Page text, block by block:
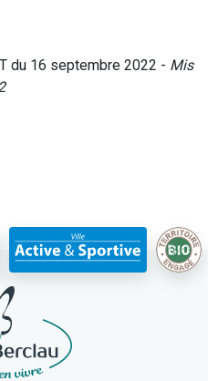
du 16 septembre 2022 - Mis